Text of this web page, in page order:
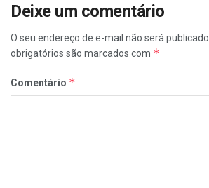
Deixe um comentário
O seu endereço de e-mail não será publicado.
obrigatórios são marcados com *
Comentário *